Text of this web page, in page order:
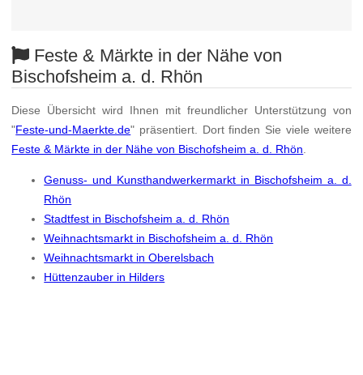
Feste & Märkte in der Nähe von
Bischofsheim a. d. Rhön
Diese Übersicht wird Ihnen mit freundlicher Unterstützung von
"Feste-und-Maerkte.de" präsentiert. Dort finden Sie viele weitere
Feste & Märkte in der Nähe von Bischofsheim a. d. Rhön
Genuss- und Kunsthandwerkermarkt in Bischofsheim a. d.
Rhön
Stadtfest in Bischofsheim a. d. Rhön
Weihnachtsmarkt in Bischofsheim a. d. Rhön
Weihnachtsmarkt in Oberelsbach
Hüttenzauber in Hilders